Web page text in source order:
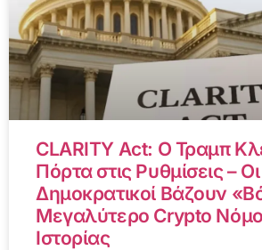
CLARITY Act: Ο Τραμπ
Πόρτα στις Ρυθμίσεις – Οι
Δημοκρατικοί Βάζουν
Μεγαλύτερο Crypto
Ιστορίας